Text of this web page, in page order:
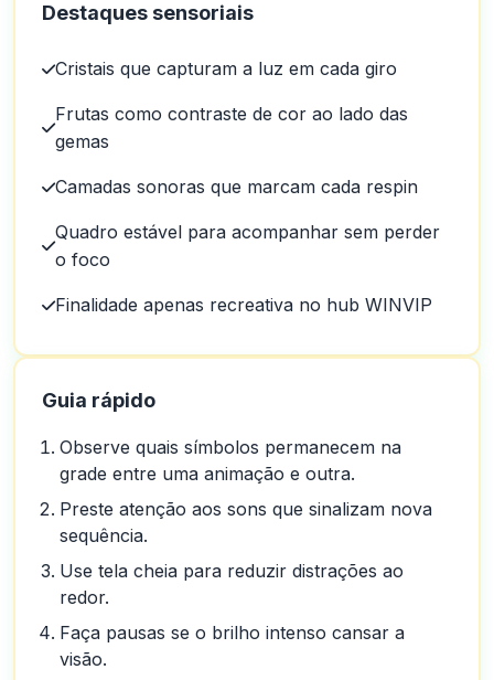
Destaques sensoriais
Cristais que capturam a luz em cada giro
Frutas como contraste de cor ao lado das
gemas
Camadas sonoras que marcam cada respin
Quadro estável para acompanhar sem perder
o foco
Finalidade apenas recreativa no hub WINVIP
Guia rápido
Observe quais símbolos permanecem na
grade entre uma animação e outra.
Preste atenção aos sons que sinalizam nova
sequência.
Use tela cheia para reduzir distrações ao
redor.
Faça pausas se o brilho intenso cansar a
visão.